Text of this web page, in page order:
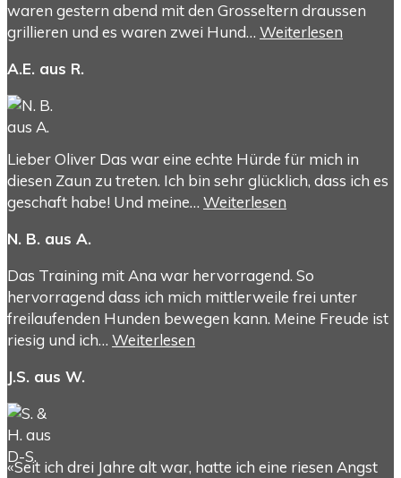
waren gestern abend mit den Grosseltern draussen
grillieren und es waren zwei Hund… Weiterlesen
A.E. aus R.
Lieber Oliver Das war eine echte Hürde für mich in
diesen Zaun zu treten. Ich bin sehr glücklich, dass ich es
geschaft habe! Und meine… Weiterlesen
N. B. aus A.
Das Training mit Ana war hervorragend. So
hervorragend dass ich mich mittlerweile frei unter
freilaufenden Hunden bewegen kann. Meine Freude ist
riesig und ich… Weiterlesen
J.S. aus W.
«Seit ich drei Jahre alt war, hatte ich eine riesen Angst